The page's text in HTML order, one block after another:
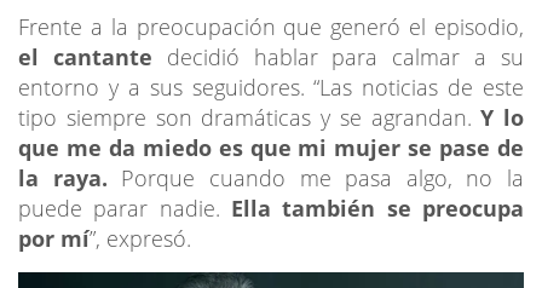
Frente a la preocupación que generó el episodio,
el cantante decidió hablar para calmar a su
entorno y a sus seguidores. “Las noticias de este
tipo siempre son dramáticas y se agrandan. Y lo
que me da miedo es que mi mujer se pase de
la raya. Porque cuando me pasa algo, no la
puede parar nadie. Ella también se preocupa
por mí”, expresó.